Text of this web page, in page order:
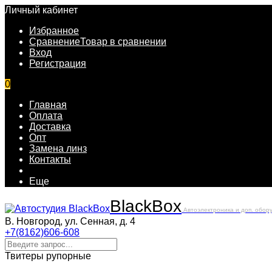
Личный кабинет
Избранное
СравнениеТовар в сравнении
Вход
Регистрация
0
Главная
Оплата
Доставка
Опт
Замена линз
Контакты
Еще
BlackBox Автоэлектроника и доп.
В. Новгород, ул. Сенная, д. 4
+7(8162)606-608
Твитеры рупорные